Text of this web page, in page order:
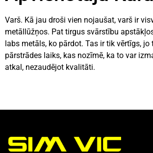
Varš. Kā jau droši vien nojaušat, varš ir
metāllūžņos. Pat tirgus svārstību
labs metāls, ko pārdot. Tas ir tik vērtīgs,
pārstrādes laiks, kas nozīmē, ka to var
atkal, nezaudējot kvalitāti.